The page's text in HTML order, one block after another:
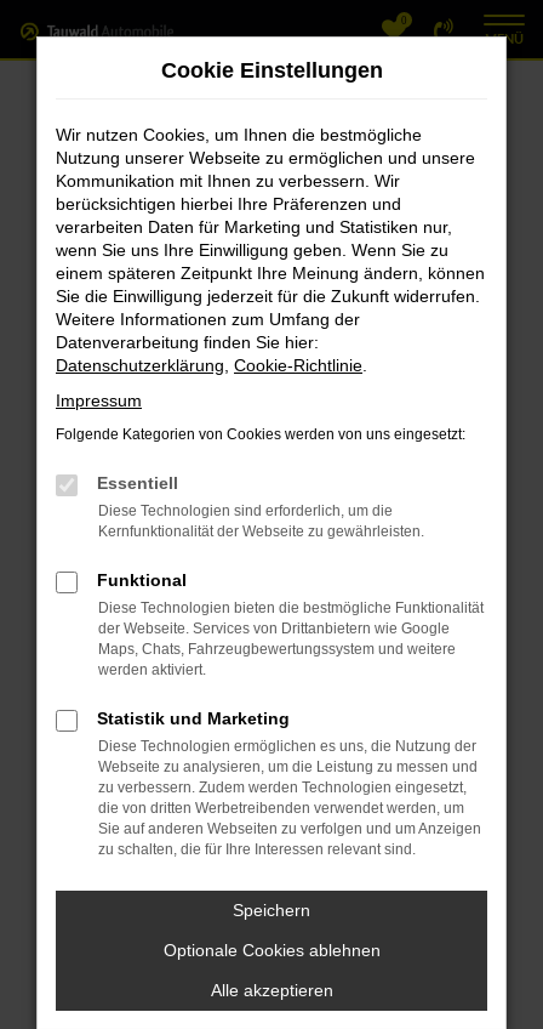
Zum
Hauptinhalt
0
MENÜ
Beim Laden ist ein Fehler aufgetreten.
Hier sind ein paar Tipps, die dir helfen können:
Überprüfe deine Firewall und deine
Internetverbindung.
Laden andere Webseiten, zum Beispiel
deine Suchmaschine?
Prüfe deine Browsererweiterungen.
Manche Erweiterungen, wie Werbeblocker,
können das Laden bestimmter Seiten
anderen Browser oder in einem privaten
Fenster?
Das kann manchmal helfen,
vorübergehende Probleme zu beheben.
Stelle sicher, dass dein Browser und dein
sind.
Veraltete Software birgt nicht nur ein
Sicherheitsrisiko, sondern kann auch dazu
führen, dass bestimmte Funktionen nicht
mehr unterstützt werden.
Wenn du alle oben genannten Schritte
versucht hast, kontaktiere uns bitte. Wir
werden versuchen, das Problem zu
beheben. Du kannst uns diesen Text
schicken, um uns bei der Fehlersuche zu
Cookie Einstellungen
Wir nutzen Cookies, um Ihnen die bestmögliche
Nutzung unserer Webseite zu ermöglichen und unsere
Kommunikation mit Ihnen zu verbessern. Wir
berücksichtigen hierbei Ihre Präferenzen und
verarbeiten Daten für Marketing und Statistiken nur,
wenn Sie uns Ihre Einwilligung geben. Wenn Sie zu
einem späteren Zeitpunkt Ihre Meinung ändern, können
Sie die Einwilligung jederzeit für die Zukunft widerrufen.
Weitere Informationen zum Umfang der
Datenverarbeitung finden Sie hier:
Datenschutzerklärung Cookie-Richtlinie
Impressum
Folgende Kategorien von Cookies werden von uns eingesetzt:
Essentiell
Diese Technologien sind erforderlich, um die
Kernfunktionalität der Webseite zu gewährleisten.
Funktional
Diese Technologien bieten die bestmögliche Funktionalität
der Webseite. Services von Drittanbietern wie Google
Maps, Chats, Fahrzeugbewertungssystem und weitere
werden aktiviert.
Statistik und Marketing
Diese Technologien ermöglichen es uns, die Nutzung der
Webseite zu analysieren, um die Leistung zu messen und
zu verbessern. Zudem werden Technologien eingesetzt,
die von dritten Werbetreibenden verwendet werden, um
Sie auf anderen Webseiten zu verfolgen und um Anzeigen
zu schalten, die für Ihre Interessen relevant sind.
Speichern
Optionale Cookies ablehnen
Alle akzeptieren